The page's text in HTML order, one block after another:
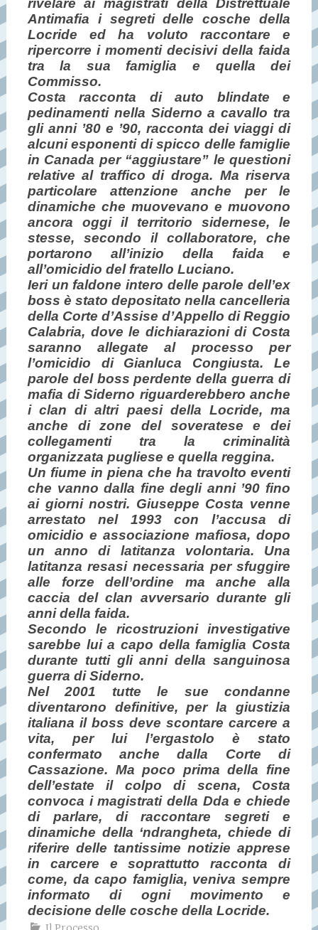
rivelare ai magistrati della Distrettuale
Antimafia i segreti delle cosche della
Locride ed ha voluto raccontare e
ripercorre i momenti decisivi della faida
tra la sua famiglia e quella dei
Commisso.
Costa racconta di auto blindate e
pedinamenti nella Siderno a cavallo tra
gli anni ’80 e ’90, racconta dei viaggi di
alcuni esponenti di spicco delle famiglie
in Canada per “aggiustare” le questioni
relative al traffico di droga. Ma riserva
particolare attenzione anche per le
dinamiche che muovevano e muovono
ancora oggi il territorio sidernese, le
stesse, secondo il collaboratore, che
portarono all’inizio della faida e
all’omicidio del fratello Luciano.
Ieri un faldone intero delle parole dell’ex
boss è stato depositato nella cancelleria
della Corte d’Assise d’Appello di Reggio
Calabria, dove le dichiarazioni di Costa
saranno allegate al processo per
l’omicidio di Gianluca Congiusta. Le
parole del boss perdente della guerra di
mafia di Siderno riguarderebbero anche
i clan di altri paesi della Locride, ma
anche di zone del soveratese e dei
collegamenti tra la criminalità
organizzata pugliese e quella reggina.
Un fiume in piena che ha travolto eventi
che vanno dalla fine degli anni ’90 fino
ai giorni nostri. Giuseppe Costa venne
arrestato nel 1993 con l’accusa di
omicidio e associazione mafiosa, dopo
un anno di latitanza volontaria. Una
latitanza resasi necessaria per sfuggire
alle forze dell’ordine ma anche alla
caccia del clan avversario durante gli
anni della faida.
Secondo le ricostruzioni investigative
sarebbe lui a capo della famiglia Costa
durante tutti gli anni della sanguinosa
guerra di Siderno.
Nel 2001 tutte le sue condanne
diventarono definitive, per la giustizia
italiana il boss deve scontare carcere a
vita, per lui l’ergastolo è stato
confermato anche dalla Corte di
Cassazione. Ma poco prima della fine
dell’estate il colpo di scena, Costa
convoca i magistrati della Dda e chiede
di parlare, di raccontare segreti e
dinamiche della ‘ndrangheta, chiede di
riferire delle tantissime notizie apprese
in carcere e soprattutto racconta di
come, da capo famiglia, veniva sempre
informato di ogni movimento e
decisione delle cosche della Locride.